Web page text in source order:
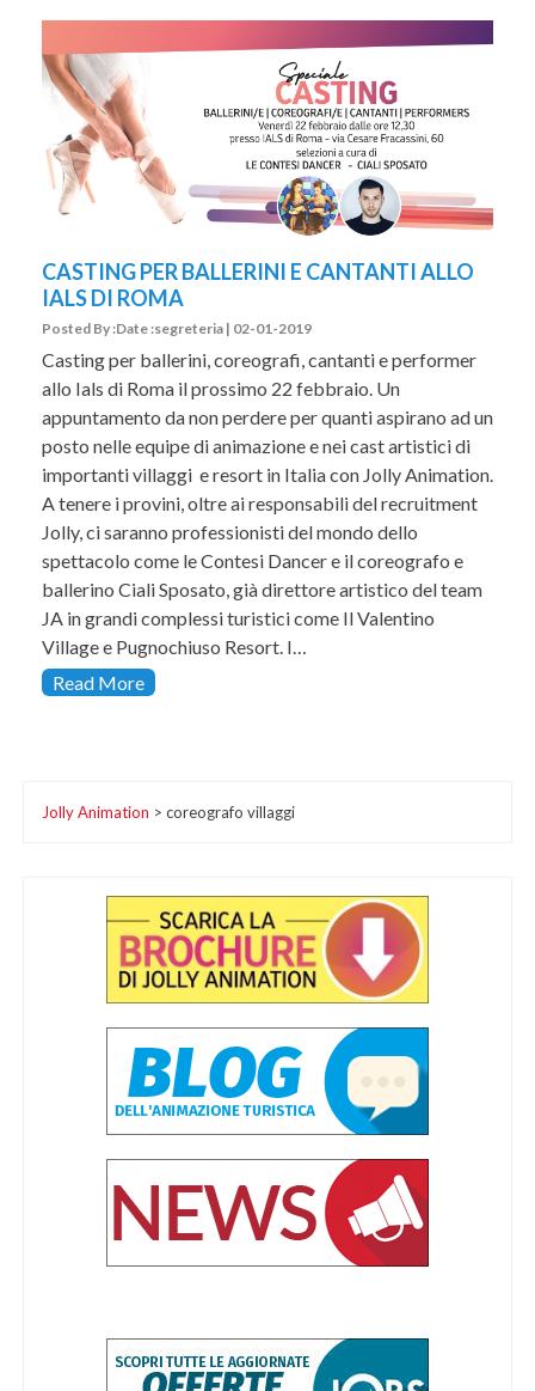
CASTING PER BALLERINI E CANTANTI ALLO
IALS DI ROMA
Posted By :Date :segreteria | 02-01-2019
Casting per ballerini, coreografi, cantanti e performer
allo Ials di Roma il prossimo 22 febbraio. Un
appuntamento da non perdere per quanti aspirano ad un
posto nelle equipe di animazione e nei cast artistici di
importanti villaggi e resort in Italia con Jolly Animation.
A tenere i provini, oltre ai responsabili del recruitment
Jolly, ci saranno professionisti del mondo dello
spettacolo come le Contesi Dancer e il coreografo e
ballerino Ciali Sposato, già direttore artistico del team
JA in grandi complessi turistici come Il Valentino
Village e Pugnochiuso Resort. I…
Read More
Jolly Animation > coreografo villaggi